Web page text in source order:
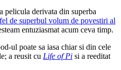
pelicula derivata din superba
de superbul volum de povestiri al
entuziasmat acum ceva timp.
ul poate sa iasa chiar si din cele
a reusit cu Life of Pi si a reeditat